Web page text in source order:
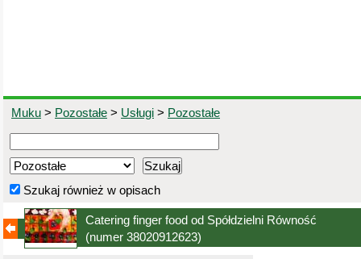
Muku > Pozostałe > Usługi > Pozostałe
Szukaj również w opisach
Catering finger food od Spółdzielni Równość
(numer 38020912623)